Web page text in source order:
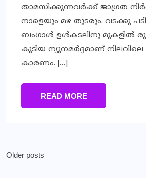
താമസിക്കുന്നവര്‍ക്ക് ജാഗ്രത
നാളെയും മഴ തുടരും. വടക്കു
ബംഗാള്‍ ഉള്‍കടലിനു മുകളില്‍
കൂടിയ ന്യൂനമര്‍ദ്ദമാണ്
കാരണം. […]
READ MORE
Older posts